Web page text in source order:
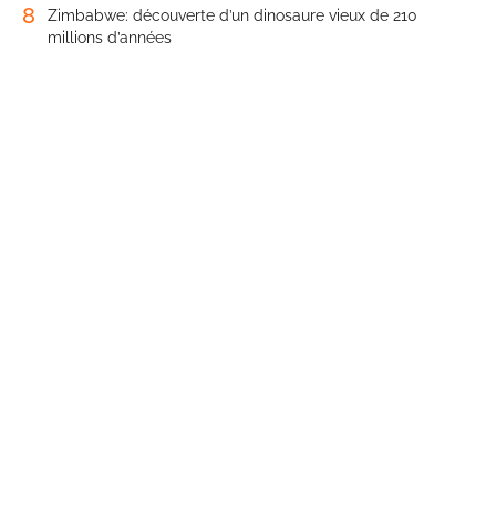
8
Zimbabwe: découverte d’un dinosaure vieux de 210
millions d’années